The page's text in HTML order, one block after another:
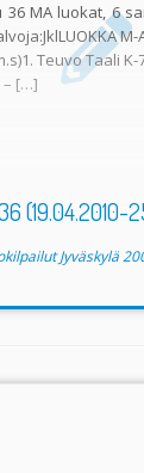
MA luokat, 6
Teuvo Taali K-
– […]
(19.04.2010-
Jyväskylä